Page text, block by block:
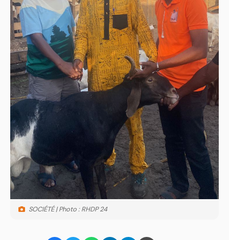
SOCIÉTÉ | Photo : RHDP 24